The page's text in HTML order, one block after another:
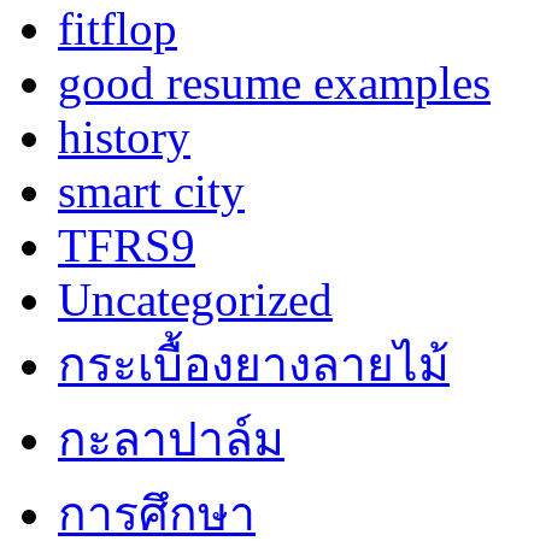
fitflop
good resume examples
history
smart city
TFRS9
Uncategorized
กระเบื้องยางลายไม้
กะลาปาล์ม
การศึกษา